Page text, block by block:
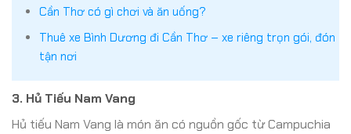
Cần Thơ có gì chơi và ăn uống?
Thuê xe Bình Dương đi Cần Thơ – xe riêng trọn gói, đón
tận nơi
3. Hủ Tiếu Nam Vang
Hủ tiếu Nam Vang là món ăn có nguồn gốc từ Campuchia